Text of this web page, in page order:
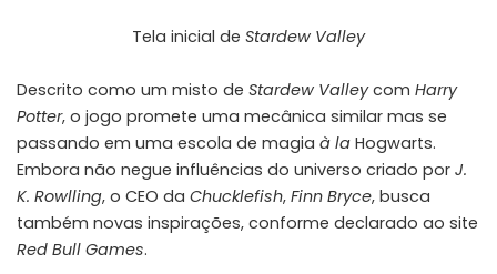
Tela inicial de Stardew Valley
Descrito como um misto de Stardew Valleycom Harry
Potter, o jogo promete uma mecânica similar mas se
passando em uma escola de magia à la Hogwarts.
Embora não negue influências do universo criado por J.
K. Rowlling, o CEO da Chucklefish, Finn Bryce, busca
também novas inspirações, conforme declarado ao site
Red Bull Games.